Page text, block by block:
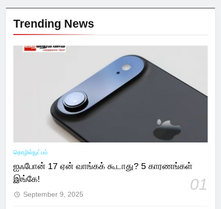
Trending News
தொழில்நுட்பம்
ஐஃபோன் 17 ஏன் வாங்கக் கூடாது? 5 காரணங்கள்
இங்கே!
01
September 9, 2025